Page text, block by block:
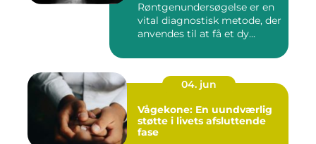
Røntgenundersøgelse er en
vital diagnostisk metode, der
anvendes til at få et dy...
04. jun
Vågekone: En uundværlig
støtte i livets afsluttende
fase